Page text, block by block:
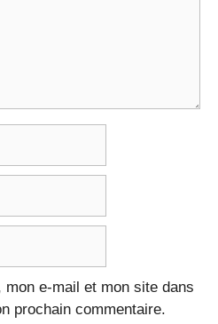
mon e-mail et mon site dans
prochain commentaire.